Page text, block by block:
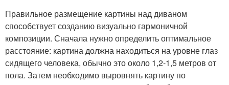
Правильное размещение картины над диваном
способствует созданию визуально гармоничной
композиции. Сначала нужно определить оптимальное
расстояние: картина должна находиться на уровне глаз
сидящего человека, обычно это около 1,2-1,5 метров от
пола. Затем необходимо выровнять картину по